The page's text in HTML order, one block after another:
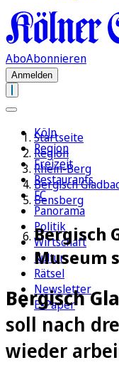
AboAbonnieren
Anmelden
Köln
Region
Freizeit
Restaurants
FC
Panorama
Politik
Wirtschaft
Kultur
Rätsel
Newsletter
E-Paper
Startseite
Region
Rhein-Berg
Bergisch
Bensberg
Bergisch
Museum
Bergisch
soll nach
wieder